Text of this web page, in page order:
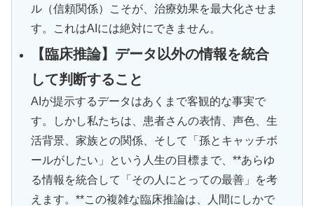
ル（信頼関係）こそが、治療効果を最大化させま
す。これはAIには絶対にできません。
【臨床推論】データ以外の情報を統合
して判断すること
AIが提示するデータはあくまで客観的な事実で
す。しかし私たちは、患者さんの表情、声色、生
活背景、家族との関係、そして「孫とキャッチボ
ールがしたい」という人生の目標まで、**あらゆ
る情報を統合して「その人にとっての最善」を考
えます。**この複雑な臨床推論は、人間にしかで